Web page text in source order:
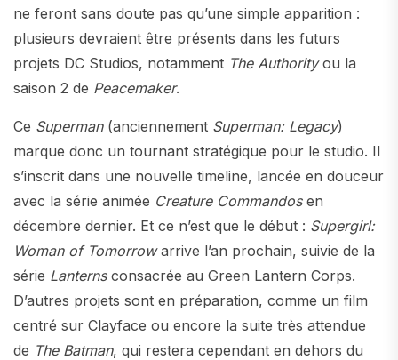
ne feront sans doute pas qu’une simple apparition :
plusieurs devraient être présents dans les futurs
projets DC Studios, notamment The Authorityou la
saison 2 de Peacemaker.
Ce Superman(anciennement Superman: Legacy)
marque donc un tournant stratégique pour le studio. Il
s’inscrit dans une nouvelle timeline, lancée en douceur
avec la série animée Creature Commandosen
décembre dernier. Et ce n’est que le début : Supergirl:
Woman of Tomorrowarrive l’an prochain, suivie de la
série Lanternsconsacrée au Green Lantern Corps.
D’autres projets sont en préparation, comme un film
centré sur Clayface ou encore la suite très attendue
de The Batman, qui restera cependant en dehors du